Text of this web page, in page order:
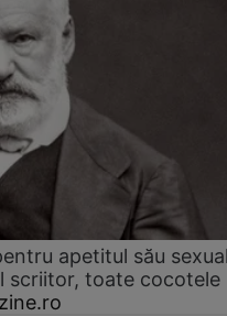
apetitul său
scriitor, toate cocotele